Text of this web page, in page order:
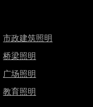
市政建筑照明
桥梁照明
广场照明
教育照明